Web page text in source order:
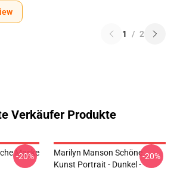
1 / 2
Verkäufer Produkte
Maske
-20%
Marilyn Manson Schöne
Kunst Portrait - Dunkel -
-20%